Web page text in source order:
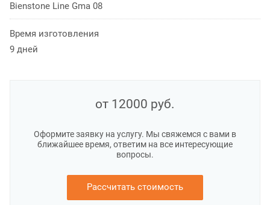
Bienstone Line Gma 08
Время изготовления
9 дней
от 12000 руб.
Оформите заявку на услугу. Мы свяжемся с вами в
ближайшее время, ответим на все интересующие
вопросы.
Рассчитать стоимость